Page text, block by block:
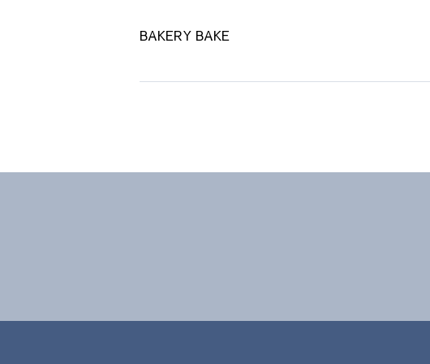
BAKERY BAKE